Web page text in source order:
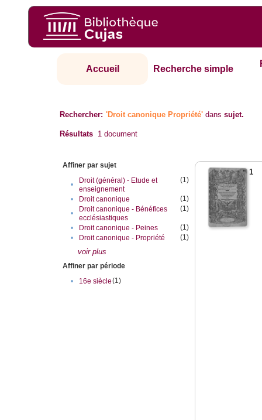
Accueil Recherche simple
Rechercher: 'Droit canonique Propriété' danssujet.
Résultats 1 document
Affiner par sujet
•
Droit (général) - Etude et
enseignement
(1)
• Droit canonique
(1)
•
Droit canonique - Bénéfices
ecclésiastiques
(1)
• Droit canonique - Peines
(1)
•
Droit canonique - Propriété (1)
voir plus
Affiner par période
•
16e siècle(1)
1